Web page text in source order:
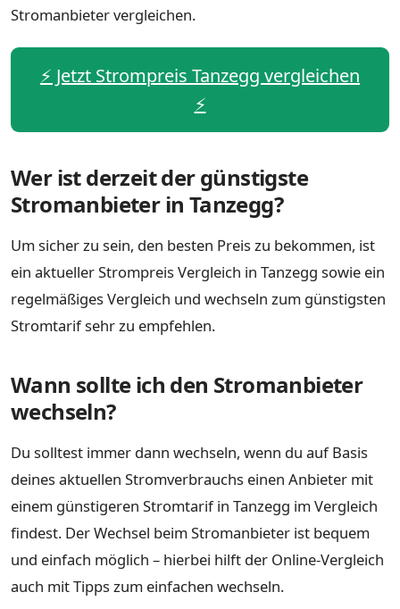
Stromanbieter vergleichen.
⚡️ Jetzt Strompreis Tanzegg vergleichen
⚡️
Wer ist derzeit der günstigste
Stromanbieter in Tanzegg?
Um sicher zu sein, den besten Preis zu bekommen, ist
ein aktueller Strompreis Vergleich in Tanzegg sowie ein
regelmäßiges Vergleich und wechseln zum günstigsten
Stromtarif sehr zu empfehlen.
Wann sollte ich den Stromanbieter
wechseln?
Du solltest immer dann wechseln, wenn du auf Basis
deines aktuellen Stromverbrauchs einen Anbieter mit
einem günstigeren Stromtarif in Tanzegg im Vergleich
findest. Der Wechsel beim Stromanbieter ist bequem
und einfach möglich – hierbei hilft der Online-Vergleich
auch mit Tipps zum einfachen wechseln.